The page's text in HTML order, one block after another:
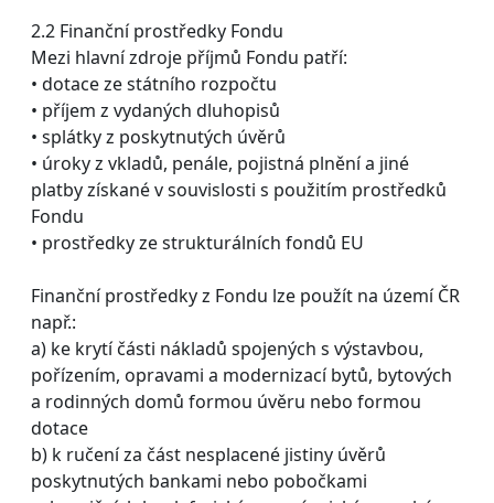
2.2 Finanční prostředky Fondu
Mezi hlavní zdroje příjmů Fondu patří:
• dotace ze státního rozpočtu
• příjem z vydaných dluhopisů
• splátky z poskytnutých úvěrů
• úroky z vkladů, penále, pojistná plnění a jiné
platby získané v souvislosti s použitím prostředků
Fondu
• prostředky ze strukturálních fondů EU
Finanční prostředky z Fondu lze použít na území ČR
např.:
a) ke krytí části nákladů spojených s výstavbou,
pořízením, opravami a modernizací bytů, bytových
a rodinných domů formou úvěru nebo formou
dotace
b) k ručení za část nesplacené jistiny úvěrů
poskytnutých bankami nebo pobočkami